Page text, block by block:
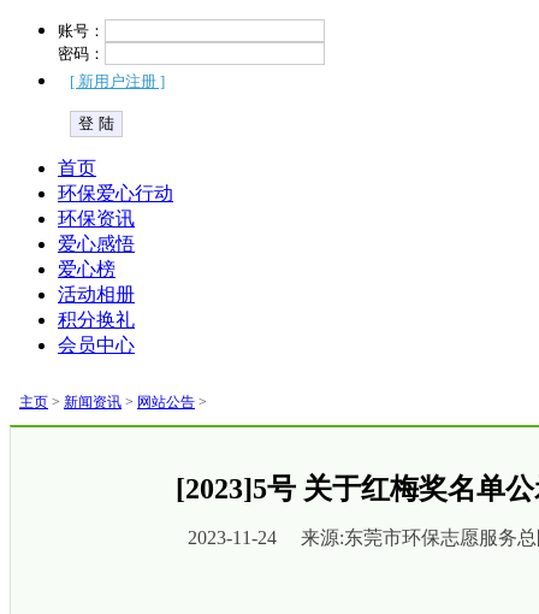
账号：
密码：
[ 新用户注册 ]
首页
环保爱心行动
环保资讯
爱心感悟
爱心榜
活动相册
积分换礼
会员中心
主页 > 新闻资讯 > 网站公告 >
[2023]5号 关于红梅奖名单
2023-11-24 来源:东莞市环保志愿服务